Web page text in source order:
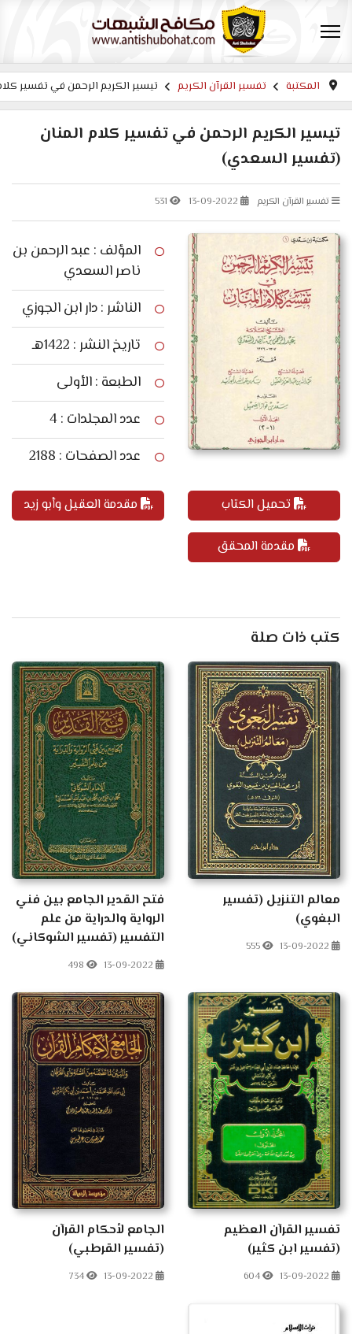
المكتبة تفسير القرآن الكريم تيسير الكريم الرحمن في تفسير
تيسير الكريم الرحمن في تفسير كلام المنان
(تفسير السعدي)
تفسير القرآن الكريم 13-09-2022
531
المؤلف : عبد الرحمن بن
ناصر السعدي
الناشر : دار ابن الجوزي
تاريخ النشر : 1422هـ
الطبعة : الأولى
عدد المجلدات : 4
عدد الصفحات : 2188
تحميل الكتاب مقدمة العقيل وأبو زيد
مقدمة المحقق
كتب ذات صلة
معالم التنزيل (تفسير
البغوي)
13-09-2022
555
فتح القدير الجامع بين فني
الرواية والدراية من علم
التفسير (تفسير الشوكاني)
13-09-2022
498
تفسير القرآن العظيم
(تفسير ابن كثير)
13-09-2022
604
الجامع لأحكام القرآن
(تفسير القرطبي)
13-09-2022
734